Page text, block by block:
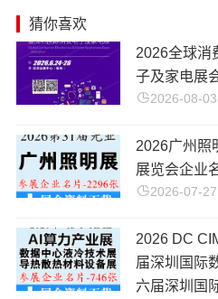
猜你喜欢
​2026全球消
子及家电展
2026-08-03
2026广州照
展览会企业
2026-07-27
2026 DC
届深圳国际
六届深圳国